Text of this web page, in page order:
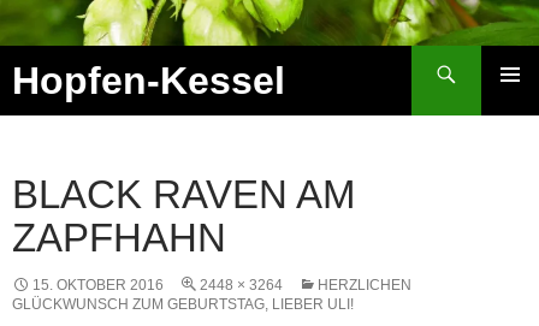
Zum
Inhalt
springen
Hopfen-Kessel
BLACK RAVEN AM
ZAPFHAHN
15. OKTOBER 2016 2448 × 3264
HERZLICHEN
GLÜCKWUNSCH ZUM GEBURTSTAG, LIEBER ULI!